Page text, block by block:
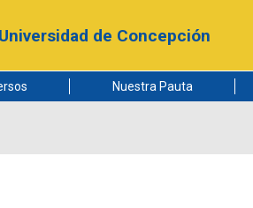
de Concepción
Nuestra Pauta